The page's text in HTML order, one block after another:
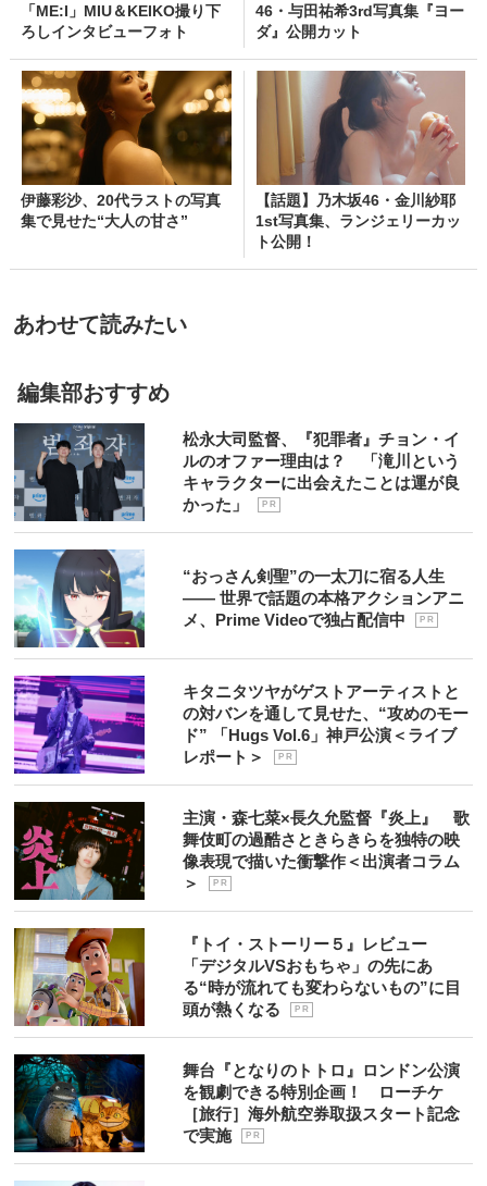
「ME:I」MIU＆KEIKO撮り下
ろしインタビューフォト
46・与田祐希3rd写真集『ヨー
ダ』公開カット
伊藤彩沙、20代ラストの写真
集で見せた“大人の甘さ”
【話題】乃木坂46・金川紗耶
1st写真集、ランジェリーカッ
ト公開！
あわせて読みたい
編集部おすすめ
松永大司監督、『犯罪者』チョン・イ
ルのオファー理由は？ 「滝川という
キャラクターに出会えたことは運が良
かった」
P R
“おっさん剣聖”の一太刀に宿る人生
―― 世界で話題の本格アクションアニ
メ、Prime Videoで独占配信中
P R
キタニタツヤがゲストアーティストと
の対バンを通して見せた、“攻めのモー
ド” 「Hugs Vol.6」神戸公演＜ライブ
レポート＞
P R
主演・森七菜×長久允監督『炎上』 歌
舞伎町の過酷さときらきらを独特の映
像表現で描いた衝撃作＜出演者コラム
＞
P R
『トイ・ストーリー５』レビュー
「デジタルVSおもちゃ」の先にあ
る“時が流れても変わらないもの”に目
頭が熱くなる
P R
舞台『となりのトトロ』ロンドン公演
を観劇できる特別企画！ ローチケ
［旅行］海外航空券取扱スタート記念
で実施
P R